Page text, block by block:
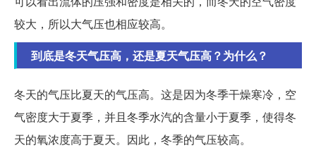
较大，所以大气压也相应较高。
到底是冬天气压高，还是夏天气压高？为什么？
冬天的气压比夏天的气压高。这是因为冬季干燥寒冷，空
气密度大于夏季，并且冬季水汽的含量小于夏季，使得冬
天的氧浓度高于夏天。因此，冬季的气压较高。